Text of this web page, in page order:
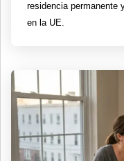
residencia permanente
en la UE.